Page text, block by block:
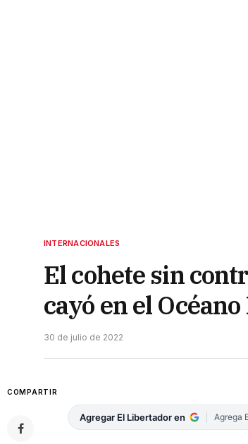
INTERNACIONALES
El cohete sin
cayó en el
30 de julio de 2022
COMPARTIR
Agregar El Libertador en Agrega